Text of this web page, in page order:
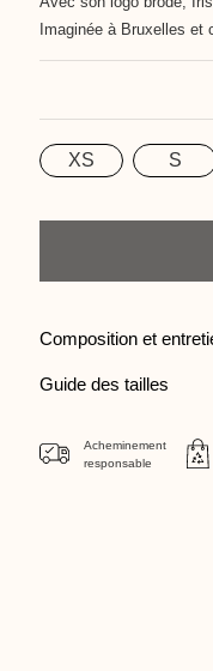
TailleXS S
Imaginée à Bruxelles et
Composition et
Guide des tailles
Acheminement
responsable